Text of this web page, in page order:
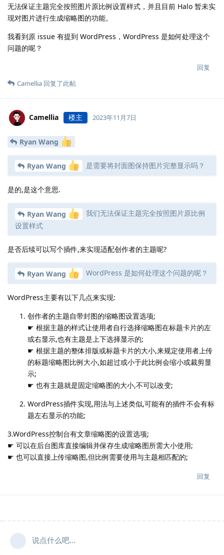
无法保证主题完全按照图片原比例设置样式，并且目前 Halo 暂未实
现对图片进行生成缩略图的功能。
我看到原 issue 有提到 WordPress，WordPress 是如何处理这个
问题的呢？
回复
Camellia 回复了此帖
Camellia 楼主 2023年11月7日
Ryan Wang
Ryan Wang 是需要将封面图保持图片完整显示吗？
是的,是这个意思.
Ryan Wang
我们无法保证主题完全按照图片原比例
设置样式
是否后续可以写个插件,来实现适配创作者的主题呢?
Ryan Wang WordPress 是如何处理这个问题的呢？
WordPress主要有以下几点来实现:
创作者的主题自带封图的缩略图设置选项;
☛ 根据主题的样式让使用者自行选择缩略图在标题卡片的左
或右显示,也有主题是上下选择显示的;
☛ 根据主题的整体排版或标题卡片的大小,来规定使用者上传
的标题缩略图比例大小,如超过或小于此比例会缩小或裁剪显
示;
☛ 也有主题就是固定缩略图的大小,不可以改变;
WordPress插件实现,用法与上述类似,可能有的插件不会有标
题左右显示的功能;
3.WordPress控制台有文章缩略图的设置选项;
☛ 可以在后台图库直接编辑并保存生成缩略图所需大小使用;
☛ 也可以直接上传缩略图,但比例需要使用与主题相匹配的;
回复
说点什么吧...